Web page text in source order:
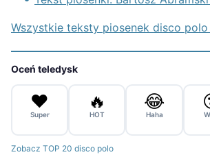
Wszystkie teksty piosenek disco
Oceń teledysk
❤️
Super
🔥
HOT
😂
Haha
Zobacz TOP 20 disco polo